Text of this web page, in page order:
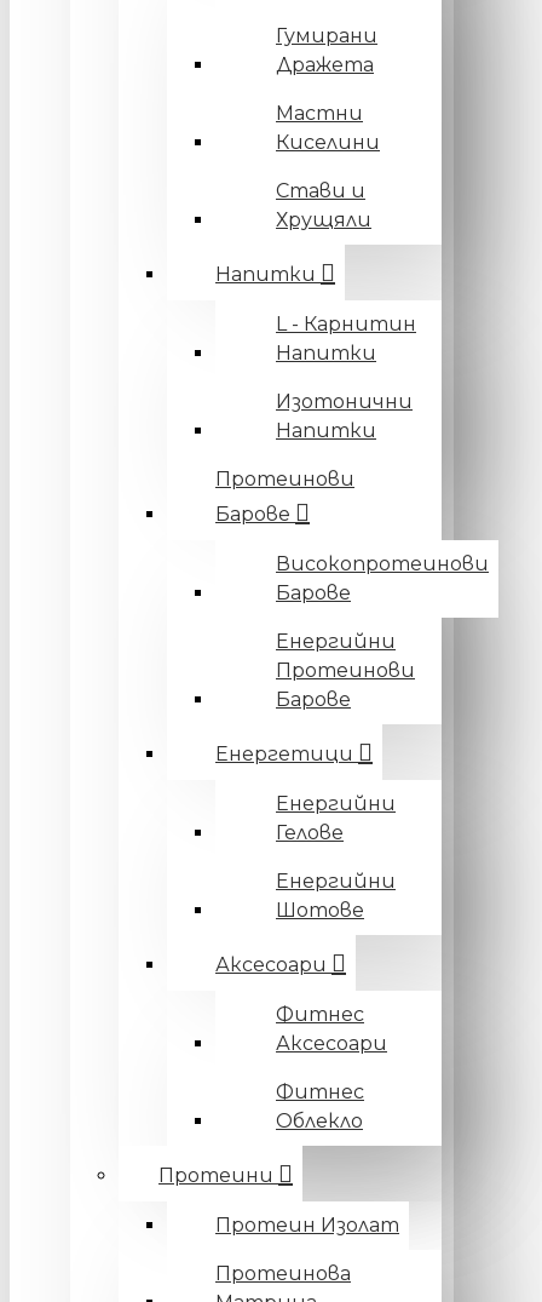
Гумирани
Дражета
Мастни
Киселини
Стави и
Хрущяли
Напитки
L - Карнитин
Напитки
Изотонични
Напитки
Протеинови
Барове
Високопротеинови
Барове
Енергийни
Протеинови
Барове
Енергетици
Енергийни
Гелове
Енергийни
Шотове
Аксесоари
Фитнес
Аксесоари
Фитнес
Облекло
Протеини
Протеин Изолат
Протеинова